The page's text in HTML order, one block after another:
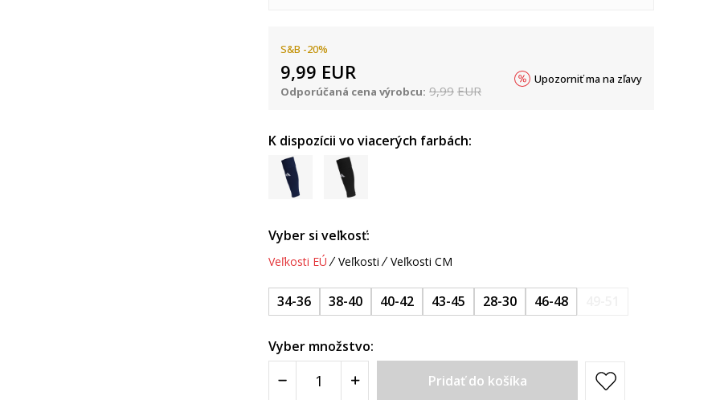
S&B -20%
9,99 EUR
Odporúčaná cena výrobcu: 9,99 EUR
Upozorniť ma na zľavy
K dispozícii vo viacerých farbách:
Vyber si veľkosť:
Veľkosti EÚ Veľkosti Veľkosti CM
34-36 38-40 40-42 43-45 28-30 46-48
Vyber množstvo:
Pridať do košíka